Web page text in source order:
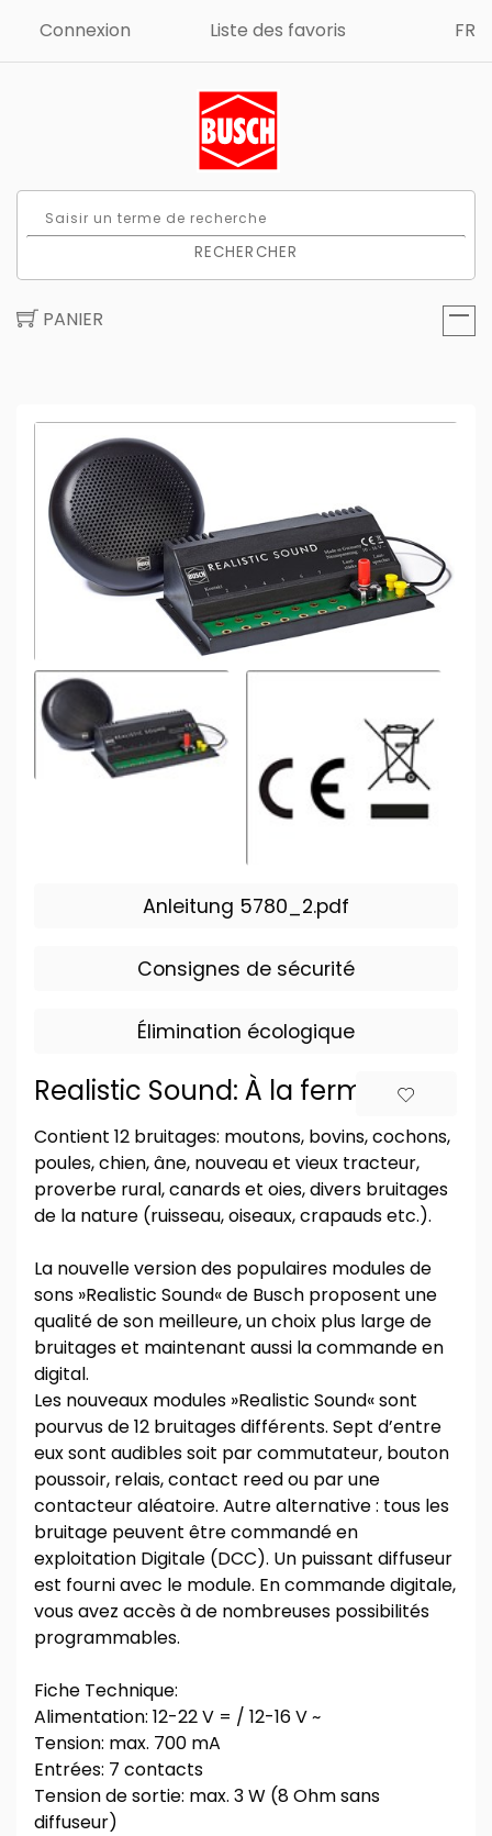
Connexion Liste des favoris FR
RECHERCHER
PANIER
Anleitung 5780_2.pdf
Consignes de sécurité
Élimination écologique
Realistic Sound: À la ferme
Contient 12 bruitages: moutons, bovins, cochons,
poules, chien, âne, nouveau et vieux tracteur,
proverbe rural, canards et oies, divers bruitages
de la nature (ruisseau, oiseaux, crapauds etc.).
La nouvelle version des populaires modules de
sons »Realistic Sound« de Busch proposent une
qualité de son meilleure, un choix plus large de
bruitages et maintenant aussi la commande en
digital.
Les nouveaux modules »Realistic Sound« sont
pourvus de 12 bruitages différents. Sept d’entre
eux sont audibles soit par commutateur, bouton
poussoir, relais, contact reed ou par une
contacteur aléatoire. Autre alternative : tous les
bruitage peuvent être commandé en
exploitation Digitale (DCC). Un puissant diffuseur
est fourni avec le module. En commande digitale,
vous avez accès à de nombreuses possibilités
programmables.
Fiche Technique:
Alimentation: 12-22 V = / 12-16 V ~
Tension: max. 700 mA
Entrées: 7 contacts
Tension de sortie: max. 3 W (8 Ohm sans
diffuseur)